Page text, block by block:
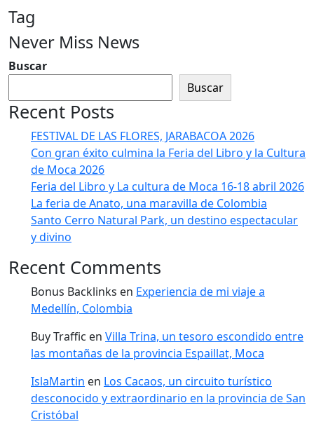
Tag
Never Miss News
Buscar
Buscar
Recent Posts
FESTIVAL DE LAS FLORES, JARABACOA 2026
Con gran éxito culmina la Feria del Libro y la Cultura
de Moca 2026
Feria del Libro y La cultura de Moca 16-18 abril 2026
La feria de Anato, una maravilla de Colombia
Santo Cerro Natural Park, un destino espectacular
y divino
Recent Comments
Bonus Backlinks en Experiencia de mi viaje a
Medellín, Colombia
Buy Traffic en Villa Trina, un tesoro escondido entre
las montañas de la provincia Espaillat, Moca
IslaMartin en Los Cacaos, un circuito turístico
desconocido y extraordinario en la provincia de San
Cristóbal